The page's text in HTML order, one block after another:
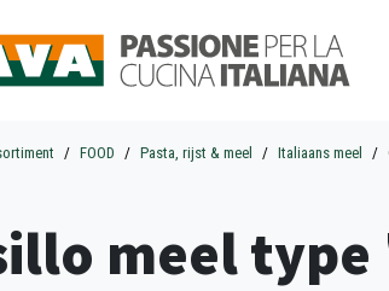
FOOD Pasta, rijst & meel Italiaans meel
meel